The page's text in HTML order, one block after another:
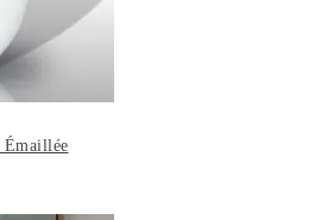
Émaillée